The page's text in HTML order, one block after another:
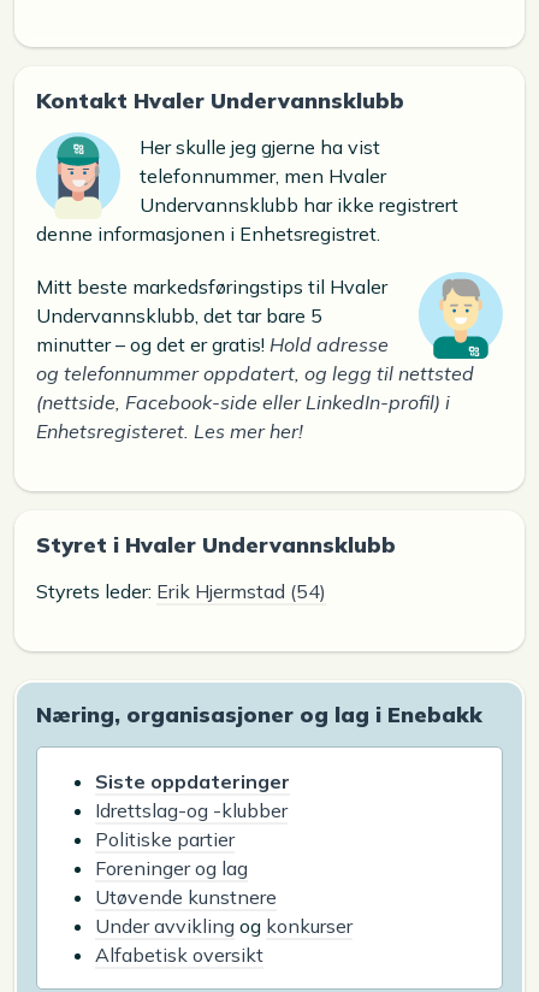
Kontakt Hvaler Undervannsklubb
Her skulle jeg gjerne ha vist
telefonnummer, men Hvaler
Undervannsklubb har ikke registrert
denne informasjonen i Enhetsregistret.
Mitt beste markedsføringstips til Hvaler
Undervannsklubb, det tar bare 5
minutter – og det er gratis! Hold adresse
og telefonnummer oppdatert, og legg til nettsted
(nettside, Facebook-side eller LinkedIn-profil) i
Enhetsregisteret. Les mer her!
Styret i Hvaler Undervannsklubb
Styrets leder: Erik Hjermstad (54)
Næring, organisasjoner og lag i Enebakk
Siste oppdateringer
Idrettslag-og -klubber
Politiske partier
Foreninger og lag
Utøvende kunstnere
Under avvikling og konkurser
Alfabetisk oversikt